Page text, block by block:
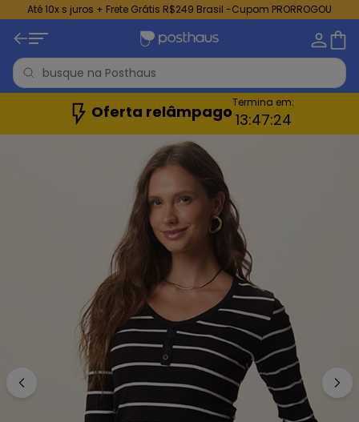
Até 10x s juros + Frete Grátis R$249 Brasil -Cupom PRORROGOU
Oferta relâmpagoTermina em:
13:47:22